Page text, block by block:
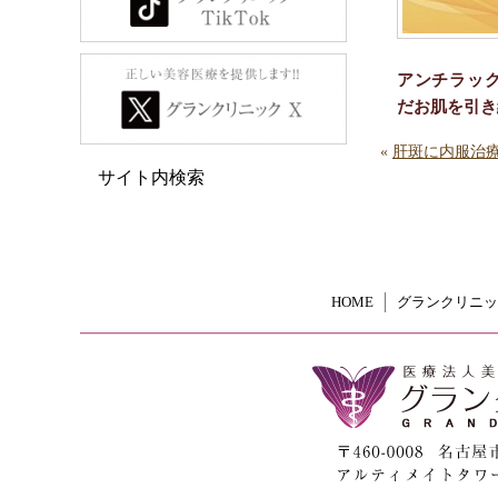
アンチラッ
だお肌を引
« 肝斑に内服治
サイト内検索
HOME グランクリニ